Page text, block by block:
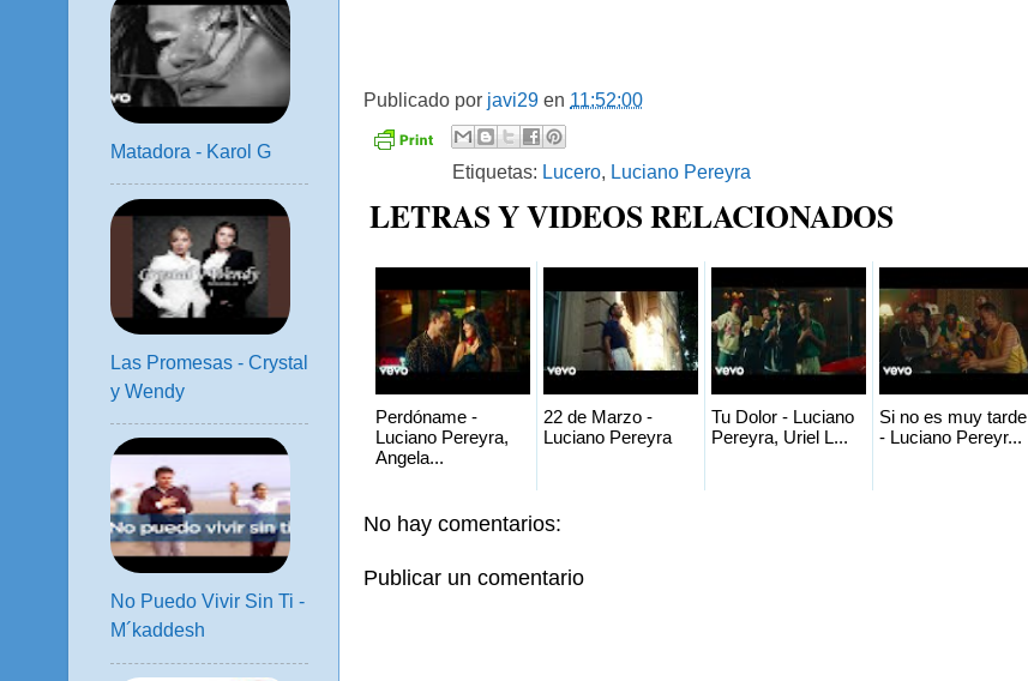
Publicado por javi29 en 11:52:00
Etiquetas: Lucero, Luciano Pereyra
LETRAS Y VIDEOS RELACIONADOS
Perdóname -
Luciano Pereyra,
Angela...
22 de Marzo -
Luciano Pereyra
Tu Dolor - Luciano
Pereyra, Uriel L...
Si no es muy tarde
- Luciano Pereyr...
No hay comentarios:
Publicar un comentario
Matadora - Karol G
Las Promesas - Crystal
y Wendy
No Puedo Vivir Sin Ti -
M´kaddesh